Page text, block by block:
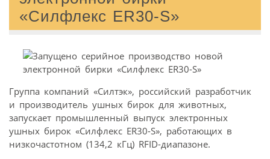
«Силфлекс ER30-S»
Группа компаний «Силтэк», российский разработчик
и производитель ушных бирок для животных,
запускает промышленный выпуск электронных
ушных бирок «Силфлекс ER30-S», работающих в
низкочастотном (134,2 кГц) RFID-диапазоне.